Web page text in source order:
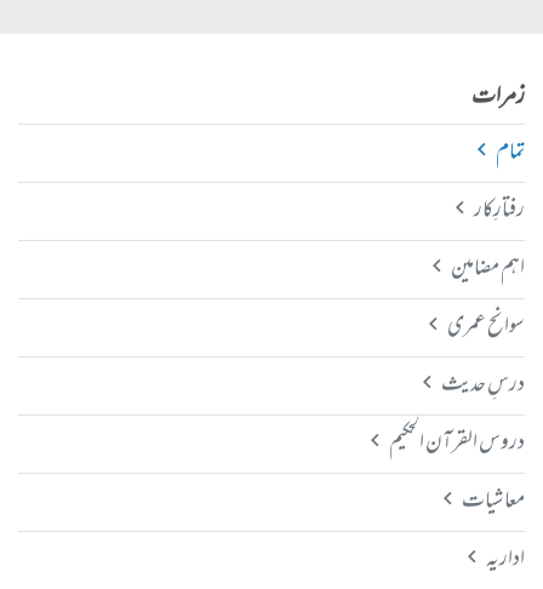
زمرات
تمام
رفتارِکار
اہم مضامین
سوانح عمری
درسِ حدیث
دروس القرآن الحکیم
معاشیات
اداریہ